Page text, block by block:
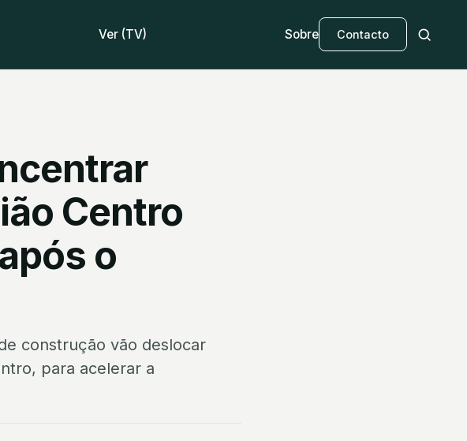
Ver (TV) Sobre Contacto
Centro
o
construção vão deslocar
para acelerar a